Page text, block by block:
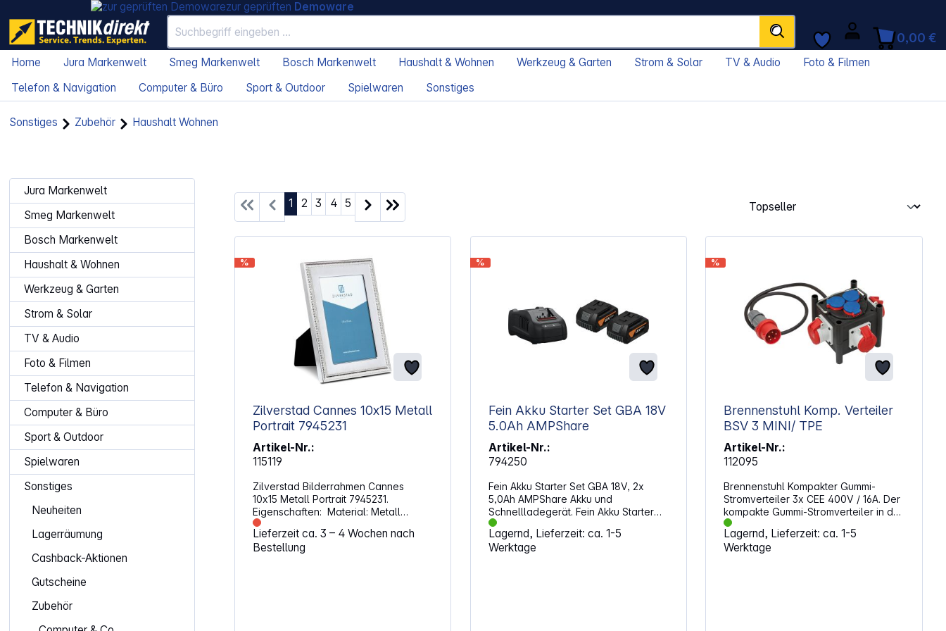
zur geprüften Demoware
0,00 €
Home Jura Markenwelt Smeg Markenwelt Bosch Markenwelt Haushalt & Wohnen Werkzeug & Garten Strom & Solar TV & Audio
Foto & Filmen
Telefon & Navigation
Computer & Büro Sport & Outdoor Spielwaren Sonstiges
Sonstiges Zubehör Haushalt Wohnen
Jura Markenwelt
Smeg Markenwelt
Bosch Markenwelt
Haushalt & Wohnen
Werkzeug & Garten
Strom & Solar
TV & Audio
Foto & Filmen
Telefon & Navigation
Computer & Büro
Sport & Outdoor
Spielwaren
Sonstiges
Neuheiten
Lagerräumung
Cashback-Aktionen
Gutscheine
Zubehör
Seite
1 Seite
2 Seite
3 Seite
4 Seite
5
%
Zilverstad Cannes 10x15 Metall
Portrait 7945231
Artikel-Nr.:
115119
Zilverstad Bilderrahmen Cannes
10x15 Metall Portrait 7945231.
Eigenschaften: Material: Metall
Thema: Neutral Glasart: Normalglas
Wandaufhängung oder Aufsteller
Gravierfähig Rückseite aus Samt
Lieferzeit ca. 3 – 4 Wochen nach
Bestellung
%
Fein Akku Starter Set GBA 18V
5.0Ah AMPShare
Artikel-Nr.:
794250
Fein Akku Starter Set GBA 18V, 2x
5,0Ah AMPShare Akku und
Schnellladegerät. Fein Akku Starter
Set GBA 18V, bestehend aus 2x 18V
GBA Akkus 5,0 Ah und passendem
Schnellladegerät. Eigenschaften:
Lagernd, Lieferzeit: ca. 1-5
Werktage
%
Brennenstuhl Komp. Verteiler
BSV 3 MINI/ TPE
Artikel-Nr.:
112095
Brennenstuhl Kompakter Gummi-
Stromverteiler 3x CEE 400V / 16A. Der
kompakte Gummi-Stromverteiler in der
Farbe schwarz und 1m Kabel besticht
durch seine Qualität und Sicherheit in
allen Bereichen. Er eignet sich ideal
Lagernd, Lieferzeit: ca. 1-5
Werktage